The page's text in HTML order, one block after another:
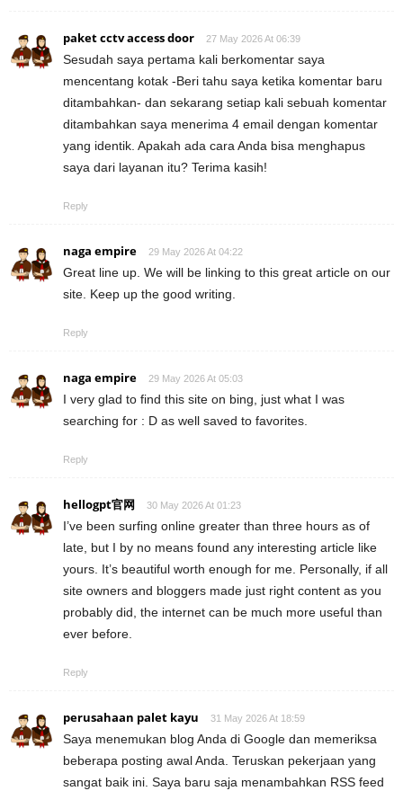
paket cctv access door 27 May 2026 At 06:39
Sesudah saya pertama kali berkomentar saya
mencentang kotak -Beri tahu saya ketika komentar baru
ditambahkan- dan sekarang setiap kali sebuah komentar
ditambahkan saya menerima 4 email dengan komentar
yang identik. Apakah ada cara Anda bisa menghapus
saya dari layanan itu? Terima kasih!
Reply
naga empire 29 May 2026 At 04:22
Great line up. We will be linking to this great article on our
site. Keep up the good writing.
Reply
naga empire 29 May 2026 At 05:03
I very glad to find this site on bing, just what I was
searching for : D as well saved to favorites.
Reply
hellogpt官网 30 May 2026 At 01:23
I’ve been surfing online greater than three hours as of
late, but I by no means found any interesting article like
yours. It’s beautiful worth enough for me. Personally, if all
site owners and bloggers made just right content as you
probably did, the internet can be much more useful than
ever before.
Reply
perusahaan palet kayu 31 May 2026 At 18:59
Saya menemukan blog Anda di Google dan memeriksa
beberapa posting awal Anda. Teruskan pekerjaan yang
sangat baik ini. Saya baru saja menambahkan RSS feed